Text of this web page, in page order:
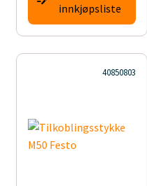
innkjøpsliste
40850803